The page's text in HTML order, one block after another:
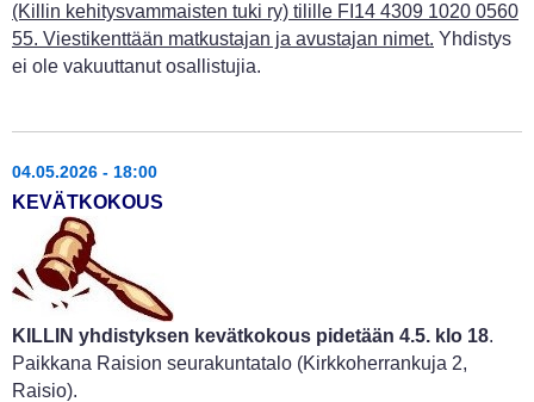
(Killin kehitysvammaisten tuki ry) tilille FI14 4309 1020 0560
55. Viestikenttään matkustajan ja avustajan nimet. Yhdistys
ei ole vakuuttanut osallistujia.
04.05.2026 - 18:00
KEVÄTKOKOUS
KILLIN yhdistyksen kevätkokous pidetään 4.5. klo 18.
Paikkana Raision seurakuntatalo (Kirkkoherrankuja 2,
Raisio).